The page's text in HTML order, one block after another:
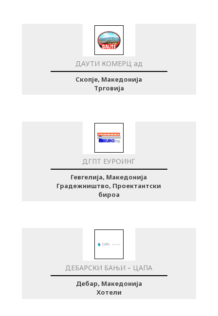
ДАУТИ КОМЕРЦ ад
Скопје, Македонија
Трговија
ДГПТ ЕУРОИНГ
Гевгелија, Македонија
Градежништво, Проектантски
бироа
ДЕБАРСКИ БАЊИ - ЦАПА
Дебар, Македонија
Хотели